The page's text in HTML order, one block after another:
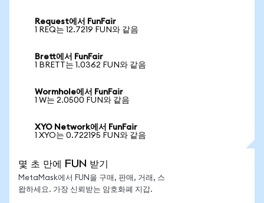
Request에서 FunFair
1 REQ는 12.7219 FUN와 같음
Brett에서 FunFair
1 BRETT는 1.0362 FUN와 같음
Wormhole에서 FunFair
1 W는 2.0500 FUN와 같음
XYO Network에서 FunFair
1 XYO는 0.722195 FUN와 같음
몇 초 만에 FUN 받기
MetaMask에서 FUN을 구매, 판매, 거래, 스
왑하세요. 가장 신뢰받는 암호화폐 지갑.